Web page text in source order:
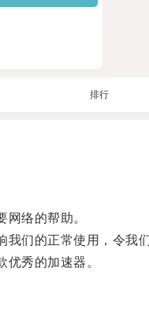
排行
络的帮助。
们的正常使用，令我们
秀的加速器。